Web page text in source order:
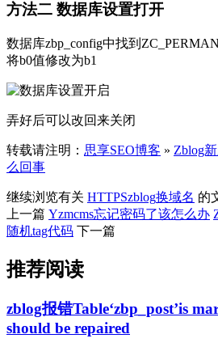
方法二 数据库设置打开
数据库zbp_config中找到
将b0值修改为b1
弄好后可以改回来关闭
转载请注明： 思享SEO博客 » Zblog
么回事
继续浏览有关 HTTPSzblog换域名 的
上一篇 Yzmcms忘记密码了该怎么办
随机tag代码 下一篇
推荐阅读
zblog报错Table‘zbp_post’is
should be repaired